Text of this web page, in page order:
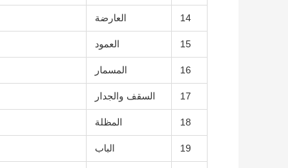
14 العارضة
15 العمود
16 المسمار
17 السقف والجدار
18 المظلة
19 الباب